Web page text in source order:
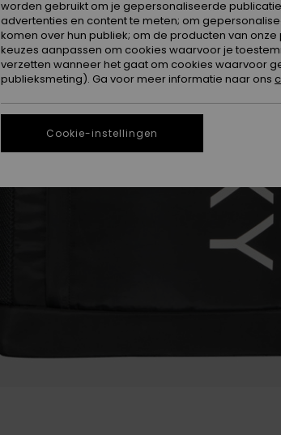
worden gebruikt om je gepersonaliseerde
advertenties en content te meten; om
komen over hun publiek; om de producten van
keuzes aanpassen om cookies waarvoor je
verzetten wanneer het gaat om cookies waarvoor
publieksmeting). Ga voor meer informatie naar ons
Cookie-instellingen